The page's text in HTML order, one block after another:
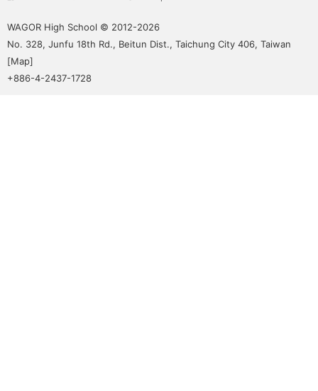
WAGOR High School © 2012-2026
No. 328, Junfu 18th Rd., Beitun Dist., Taichung City 406, Taiwan
[Map]
+886-4-2437-1728